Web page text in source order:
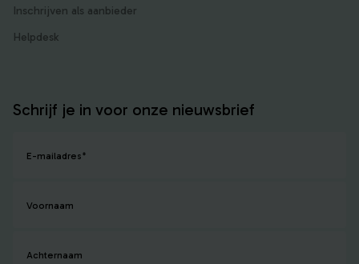
Inschrijven als aanbieder
Helpdesk
Schrijf je in voor onze nieuwsbrief
E-mailadres*
Voornaam
Achternaam